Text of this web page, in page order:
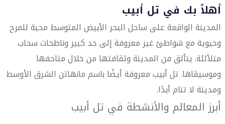
أهلاً بك في تل أبيب
المدينة الواقعة على ساحل البحر الأبيض المتوسط محبة للمرح
وحيوية مع شواطئ غير معروفة إلى حد كبير وناطحات سحاب
متلألئة. يتألق فن المدينة وثقافتها من خلال متاحفها
وموسيقاها. تل أبيب معروفة أيضًا باسم مانهاتن الشرق الأوسط
ومدينة لا تنام أبدًا.
أبرز المعالم والأنشطة في تل أبيب